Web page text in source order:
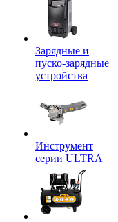
Зарядные и
пуско-зарядные
устройства
Инструмент
серии ULTRA